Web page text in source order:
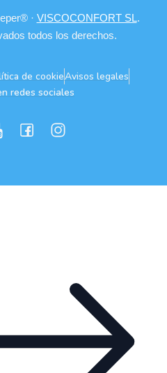
· VISCOCONFORT SL.
todos los derechos.
de cookieAvisos legales
redes sociales